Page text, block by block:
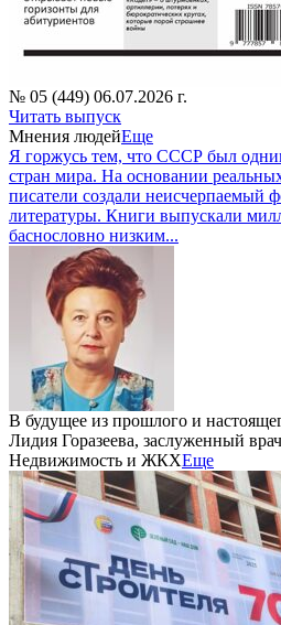
№ 05 (449) 06.07.2026 г.
Читать выпуск
Мнения людейЕще
Я горжусь тем, что СССР был
стран мира. На основании
писатели создали неисчерпаемый
литературы. Книги выпускали
баснословно низким...
В будущее из прошлого и
Лидия Горазеева, заслуженный
Недвижимость и ЖКХЕще